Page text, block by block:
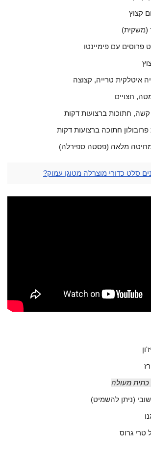
סלט כדורי מוצרלה מטוגן עמוק?
כתית מעולה
(ניתן להשמיט)